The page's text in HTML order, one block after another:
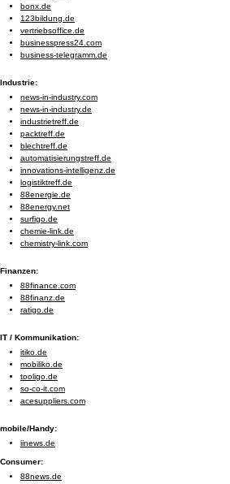
bonx.de
123bildung.de
vertriebsoffice.de
businesspress24.com
business-telegramm.de
Industrie:
news-in-industry.com
news-in-industry.de
industrietreff.de
packtreff.de
blechtreff.de
automatisierungstreff.de
innovations-intelligenz.de
logistiktreff.de
88energie.de
88energy.net
surfigo.de
chemie-link.de
chemistry-link.com
Finanzen:
88finance.com
88finanz.de
ratigo.de
IT / Kommunikation:
itiko.de
mobiliko.de
tooligo.de
so-co-it.com
acesuppliers.com
mobile/Handy:
iinews.de
Consumer:
88news.de